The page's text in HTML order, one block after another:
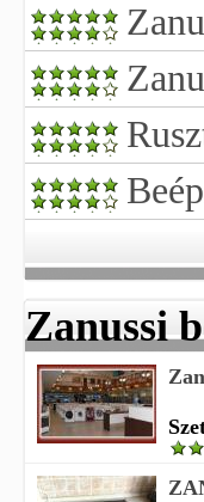
Zanussi